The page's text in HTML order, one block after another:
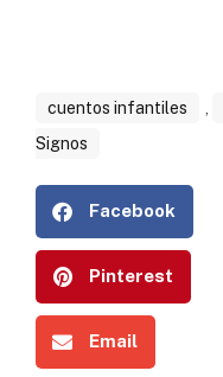
cuentos infantiles
Signos
Facebook
Pinterest
Email